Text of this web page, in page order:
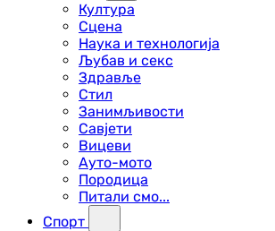
Култура
Сцена
Наука и технологија
Љубав и секс
Здравље
Стил
Занимљивости
Савјети
Вицеви
Ауто-мото
Породица
Питали смо...
Спорт